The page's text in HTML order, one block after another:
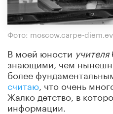
Фото: moscow.carpe-
В моей юности учителя
знающими, чем
более
считаю , что очень
Жалко детство, в
информации.